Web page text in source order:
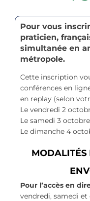
Pour vous
praticien,
simultanée en
métropole.
Cette inscription
conférences en
en replay (selon
Le vendredi 2
Le samedi 3
Le dimanche 4
MODALITÉS
Pour l’accès en
vendredi, samedi